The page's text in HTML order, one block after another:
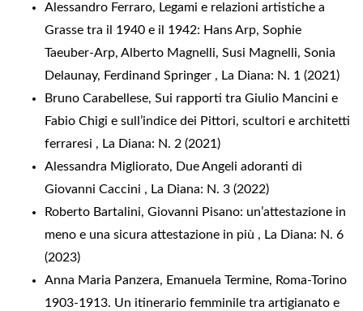
Alessandro Ferraro, Legami e relazioni artistiche a
Grasse tra il 1940 e il 1942: Hans Arp, Sophie
Taeuber-Arp, Alberto Magnelli, Susi Magnelli, Sonia
Delaunay, Ferdinand Springer , La Diana: N. 1 (2021)
Bruno Carabellese, Sui rapporti tra Giulio Mancini e
Fabio Chigi e sull’indice dei Pittori, scultori e architetti
ferraresi , La Diana: N. 2 (2021)
Alessandra Migliorato, Due Angeli adoranti di
Giovanni Caccini , La Diana: N. 3 (2022)
Roberto Bartalini, Giovanni Pisano: un’attestazione in
meno e una sicura attestazione in più , La Diana: N. 6
(2023)
Anna Maria Panzera, Emanuela Termine, Roma-Torino
1903-1913. Un itinerario femminile tra artigianato e